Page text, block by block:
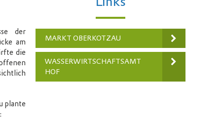
der
am
die
plante
MARKT OBERKOTZAU
WASSERWIRTSCHAFTSAMT
HOF